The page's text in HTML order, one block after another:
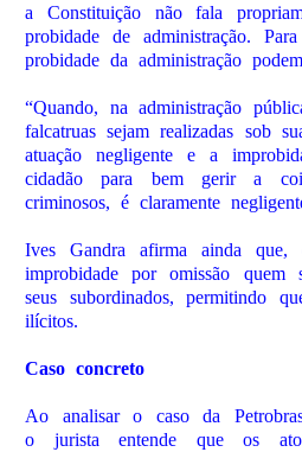
a Constituição não fala
probidade de administração.
probidade da administração
“Quando, na administração
falcatruas sejam realizadas sob
atuação negligente e a
cidadão para bem gerir a
criminosos, é claramente
Ives Gandra afirma ainda
improbidade por omissão
seus subordinados, permitindo
ilícitos.
Caso concreto
Ao analisar o caso da
o jurista entende que os